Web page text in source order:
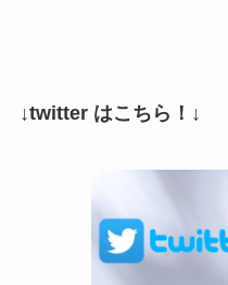
↓twitter はこちら！↓